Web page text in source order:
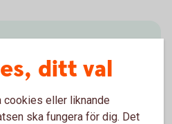
instrument i
erbjuds via Swedbank och
ditt val
cookies eller liknande
ska fungera för dig. Det